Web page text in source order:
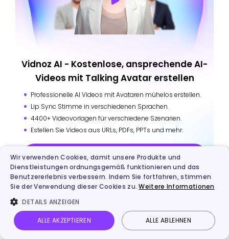
Vidnoz AI - Kostenlose, ansprechende AI-
Videos mit Talking Avatar erstellen
Professionelle AI Videos mit Avataren mühelos erstellen.
Lip Sync Stimme in verschiedenen Sprachen.
4400+ Videovorlagen für verschiedene Szenarien.
Estellen Sie Videos aus URLs, PDFs, PPTs und mehr.
Jetzt testen
Mehr von Vidnoz
Wir verwenden Cookies, damit unsere Produkte und
Dienstleistungen ordnungsgemäß funktionieren und das
Benutzererlebnis verbessern. Indem Sie fortfahren, stimmen
Sie der Verwendung dieser Cookies zu.Weitere Informationen
DETAILS ANZEIGEN
ALLE AKZEPTIEREN ALLE ABLEHNEN